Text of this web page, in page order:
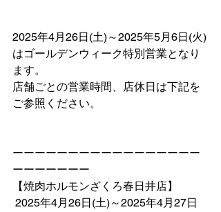
2025年4月26日(土)～2025年5月6日(火)
はゴールデンウィーク特別営業となり
ます。
店舗ごとの営業時間、店休日は下記を
ご参照ください。
ーーーーーーーーーーーーーーーーー
ーーーーーーー
【焼肉ホルモンざくろ春日井店】
2025年4月26日(土)～2025年4月27日